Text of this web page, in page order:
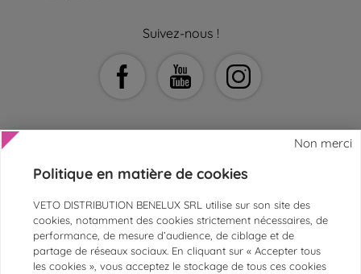
Suivez-nous !
AIDE ET CONTACT
SERVICE CLIENTS
ESPACE ASV ET VÉTÉRINAIRES
PAIEMENTS SÉCURISÉS
Non merci
Politique en matière de cookies
VETO DISTRIBUTION BENELUX SRL utilise sur son site des
cookies, notamment des cookies strictement nécessaires, de
performance, de mesure d’audience, de ciblage et de
partage de réseaux sociaux. En cliquant sur « Accepter tous
les cookies », vous acceptez le stockage de tous ces cookies